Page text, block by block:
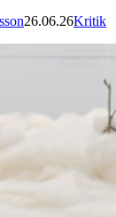
26.06.26Kritik